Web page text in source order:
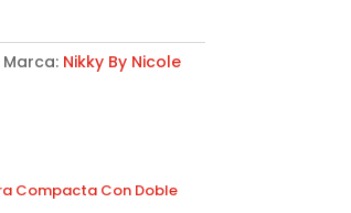
Marca: Nikky By Nicole